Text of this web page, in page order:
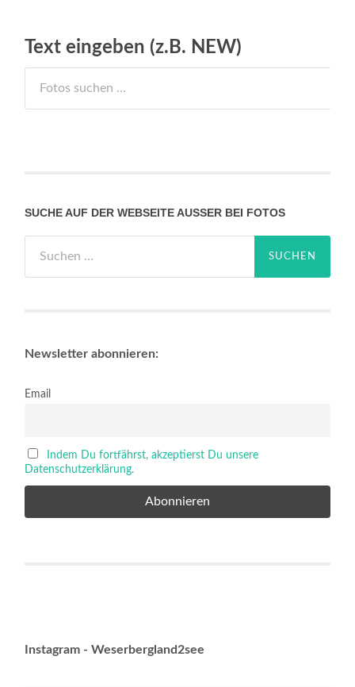
Text eingeben (z.B. NEW)
SUCHE AUF DER WEBSEITE AUSSER BEI FOTOS
nach:
Newsletter abonnieren:
Email
Indem Du fortfährst, akzeptierst Du unsere
Datenschutzerklärung.
Instagram - Weserbergland2see